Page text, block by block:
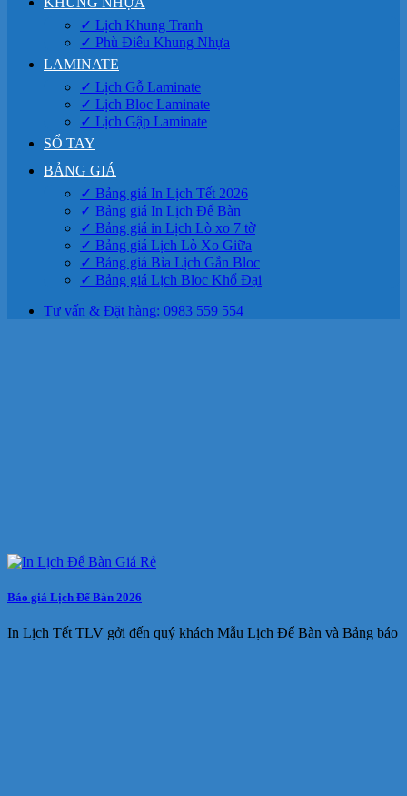
✓ Lịch Khung Tranh
✓ Phù Điêu Khung Nhựa
LAMINATE
✓ Lịch Gỗ Laminate
✓ Lịch Bloc Laminate
✓ Lịch Gập Laminate
SỔ TAY
BẢNG GIÁ
✓ Bảng giá In Lịch Tết 2026
✓ Bảng giá In Lịch Để Bàn
✓ Bảng giá in Lịch Lò xo 7 tờ
✓ Bảng giá Lịch Lò Xo Giữa
✓ Bảng giá Bìa Lịch Gắn Bloc
✓ Bảng giá Lịch Bloc Khổ Đại
Tư vấn & Đặt hàng: 0983 559 554
Báo giá Lịch Để Bàn 2026
In Lịch Tết TLV gởi đến quý khách Mẫu Lịch Để Bàn và Bảng báo